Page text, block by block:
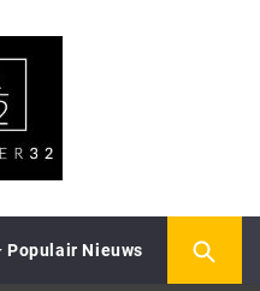
Populair Nieuws